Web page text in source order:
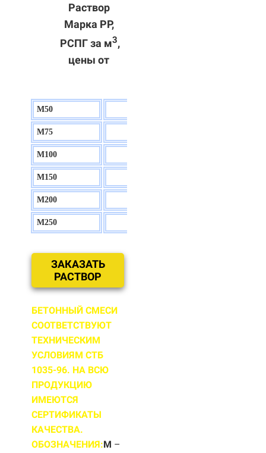
Раствор
Марка РР,
РСПГ за м3,
цены от
М50
М75
М100
М150
М200
М250
ЗАКАЗАТЬ
РАСТВОР
БЕТОННЫЙ СМЕСИ
СООТВЕТСТВУЮТ
ТЕХНИЧЕСКИМ
УСЛОВИЯМ СТБ
1035-96. НА ВСЮ
ПРОДУКЦИЮ
ИМЕЮТСЯ
СЕРТИФИКАТЫ
КАЧЕСТВА.
ОБОЗНАЧЕНИЯ:М –